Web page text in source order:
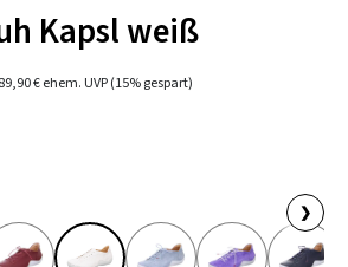
Kapsl weiß
€ehem. UVP(15% gespart)
❯